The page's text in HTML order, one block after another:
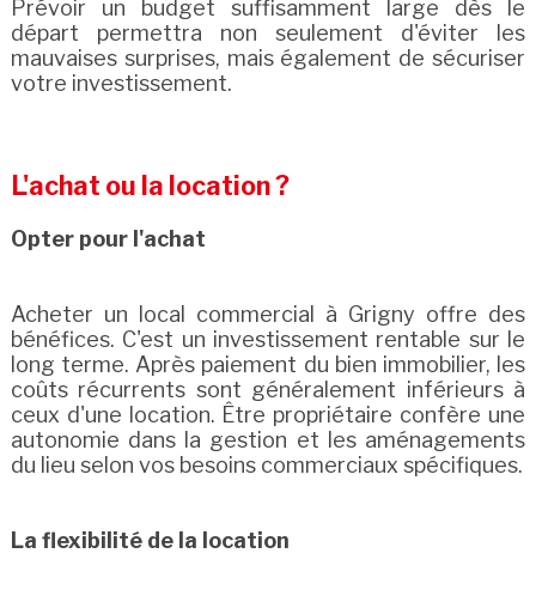
Prévoir un budget suffisamment large dès le
départ permettra non seulement d'éviter les
mauvaises surprises, mais également de sécuriser
votre investissement.
L'achat ou la location ?
Opter pour l'achat
Acheter un local commercial à Grigny offre des
bénéfices. C'est un investissement rentable sur le
long terme. Après paiement du bien immobilier, les
coûts récurrents sont généralement inférieurs à
ceux d'une location. Être propriétaire confère une
autonomie dans la gestion et les aménagements
du lieu selon vos besoins commerciaux spécifiques.
La flexibilité de la location